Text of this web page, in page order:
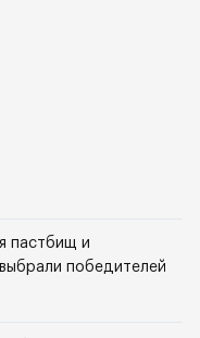
пастбищ и
победителей